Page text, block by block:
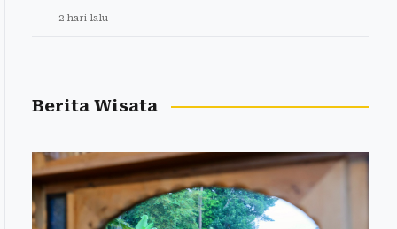
2 hari lalu
Berita Wisata